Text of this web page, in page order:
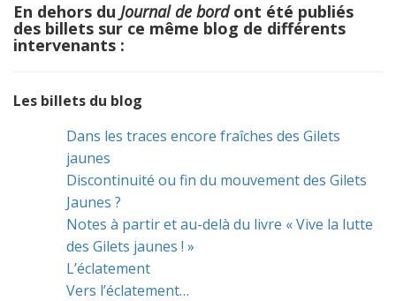
En dehors du Journal de bordont été publiés
des billets sur ce même blog de différents
intervenants :
Les billets du blog
Dans les traces encore fraîches des Gilets
jaunes
Discontinuité ou fin du mouvement des Gilets
Jaunes ?
Notes à partir et au-delà du livre « Vive la lutte
des Gilets jaunes ! »
L’éclatement
Vers l’éclatement…